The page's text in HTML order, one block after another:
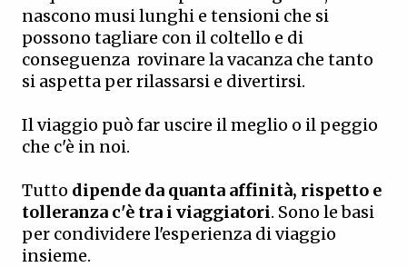
nascono musi lunghi e tensioni che si
possono tagliare con il coltello e di
conseguenza rovinare la vacanza che tanto
si aspetta per rilassarsi e divertirsi.
Il viaggio può far uscire il meglio o il peggio
che c'è in noi.
Tutto dipende da quanta affinità, rispetto e
tolleranza c'è tra i viaggiatori. Sono le basi
per condividere l'esperienza di viaggio
insieme.